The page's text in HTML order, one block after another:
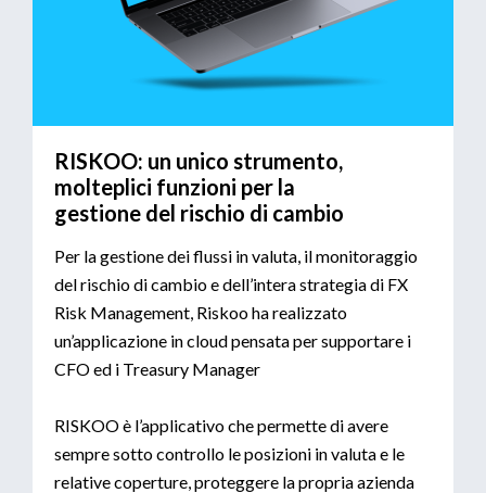
RISKOO: un unico strumento,
molteplici funzioni per la
gestione del rischio di cambio
Per la gestione dei flussi in valuta, il monitoraggio
del rischio di cambio e dell’intera strategia di FX
Risk Management, Riskoo ha realizzato
un’applicazione in cloud pensata per supportare i
CFO ed i Treasury Manager
RISKOO è l’applicativo che permette di avere
sempre sotto controllo le posizioni in valuta e le
relative coperture, proteggere la propria azienda